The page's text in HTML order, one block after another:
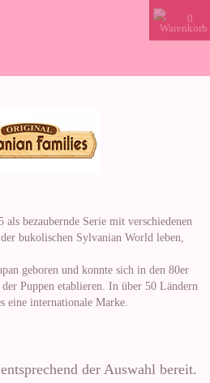
0
bezaubernde Serie mit verschiedenen
bukolischen Sylvanian World leben,
geboren und konnte sich in den 80er
Puppen etablieren. In über 50 Ländern
eine internationale Marke.
der Auswahl bereit.